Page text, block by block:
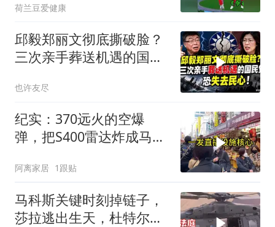
荷兰豆爱健康
邱毅郑丽文彻底撕破脸？
三次亲手葬送机遇的国民
也许友尽
纪实：370远火的空爆
弹，把S400雷达炸成马蜂
了
阿离家居 1跟贴
马科斯关键时刻掉链子，
莎拉逃出生天，杜特尔特